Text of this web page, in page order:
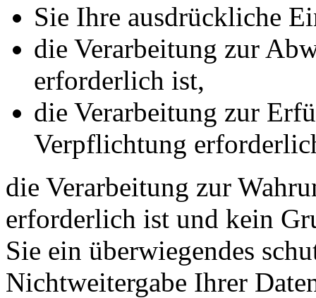
Sie Ihre ausdrückliche
die Verarbeitung zur
erforderlich ist,
die Verarbeitung zur
Verpflichtung
die Verarbeitung zur
erforderlich ist und kein
Sie ein überwiegendes
Nichtweitergabe Ihrer